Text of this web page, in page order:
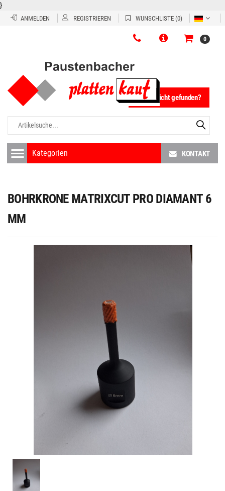
}
ANMELDEN REGISTRIEREN WUNSCHLISTE (0)
0
Fliese nicht gefunden?
KONTAKT
BOHRKRONE MATRIXCUT PRO DIAMANT 6
MM